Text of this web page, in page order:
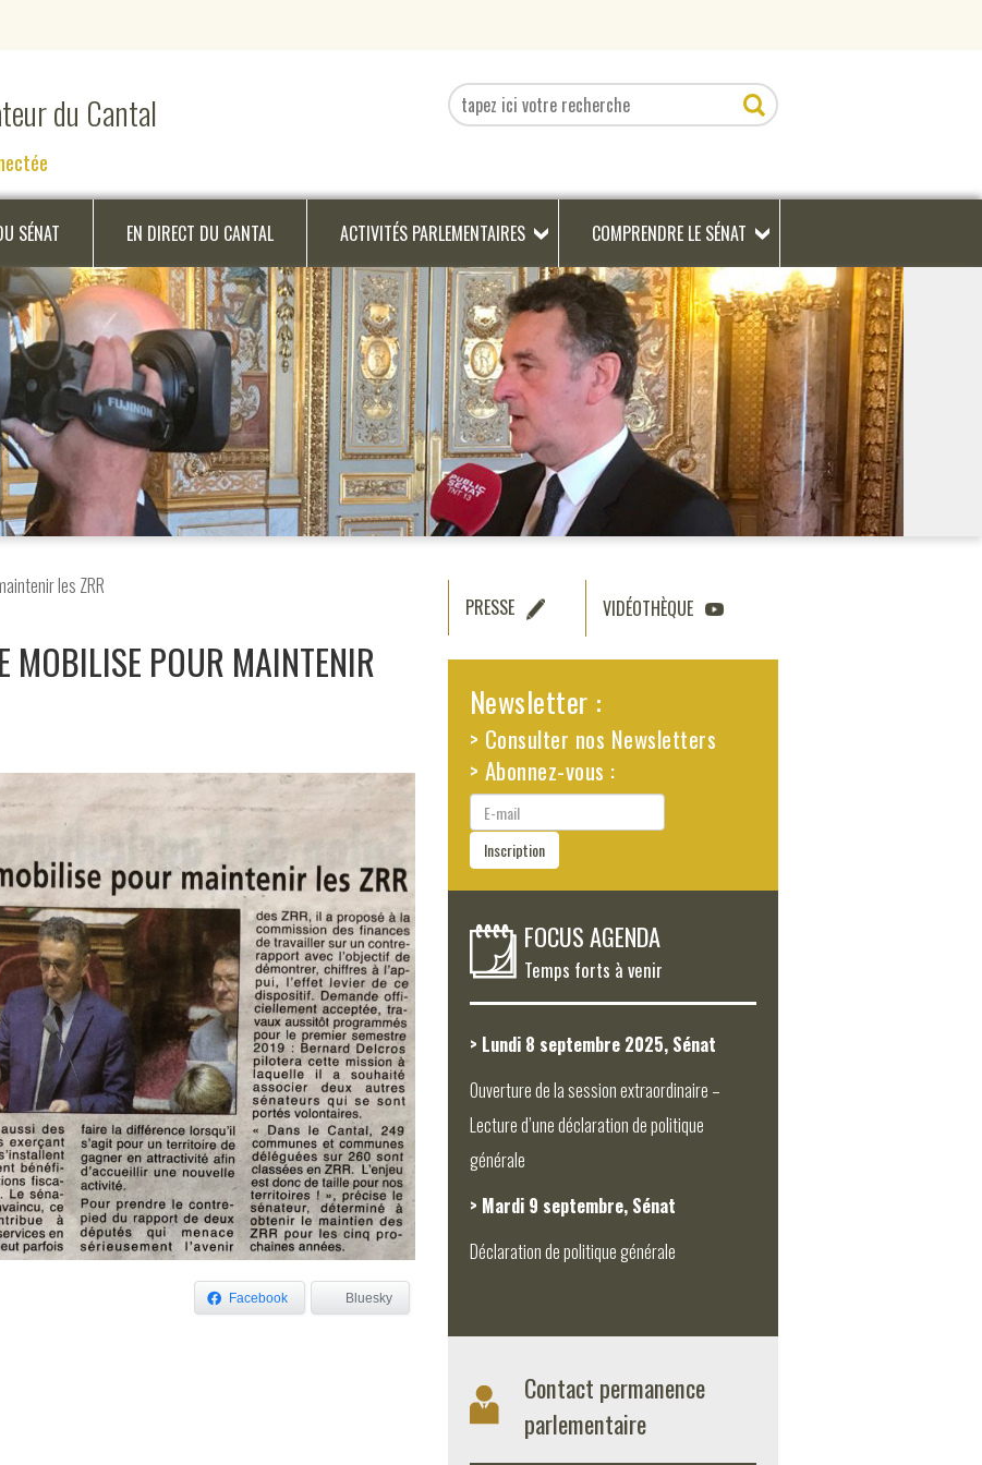
du Cantal
SÉNAT EN DIRECT DU CANTAL ACTIVITÉS PARLEMENTAIRES COMPRENDRE LE SÉNAT
les ZRR
MOBILISE POUR MAINTENIR
Facebook Bluesky
PRESSE VIDÉOTHÈQUE
Newsletter :
> Consulter nos Newsletters
> Abonnez-vous :
E-
mail
Inscription
FOCUS AGENDA
Temps forts à venir
> Lundi 8 septembre 2025, Sénat
Ouverture de la session extraordinaire –
Lecture d’une déclaration de politique
générale
> Mardi 9 septembre, Sénat
Déclaration de politique générale
Contact permanence
parlementaire